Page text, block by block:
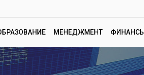
МЕНЕДЖМЕНТ ФИНАНСЫ